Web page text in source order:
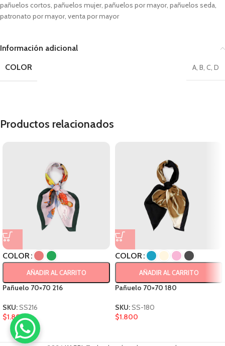
pañuelos cortos, pañuelos mujer, pañuelos por mayor, pañuelos seda,
patronato por mayor, venta por mayor
Información adicional
COLOR
A, B, C, D
Productos relacionados
COLOR
AÑADIR AL CARRITO
Pañuelo 70×70 216
SKU:SS216
$1.800
COLOR
AÑADIR AL CARRITO
Pañuelo 70×70 180
SKU:SS-180
$1.800